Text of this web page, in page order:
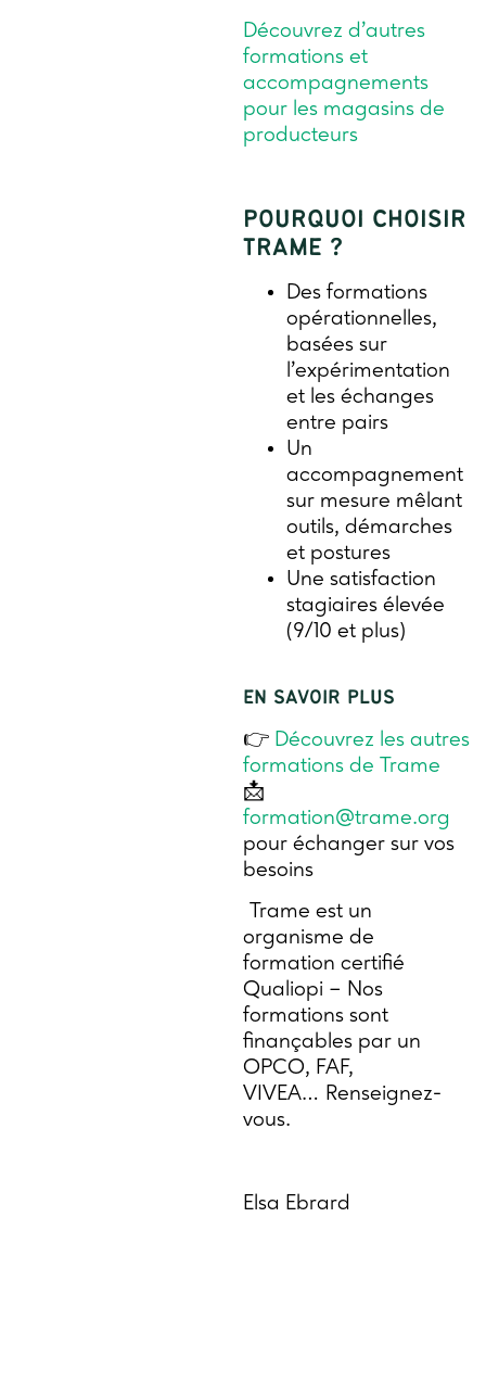
Découvrez d’autres
formations et
accompagnements
pour les magasins de
producteurs
POURQUOI CHOISIR
TRAME ?
Des formations
opérationnelles,
basées sur
l’expérimentation
et les échanges
entre pairs
Un
accompagnement
sur mesure mêlant
outils, démarches
et postures
Une satisfaction
stagiaires élevée
(9/10 et plus)
EN SAVOIR PLUS
👉 Découvrez les autres
formations de Trame
📩
formation@trame.org
pour échanger sur vos
besoins
Trame est un
organisme de
formation certifié
Qualiopi – Nos
formations sont
finançables par un
OPCO, FAF,
VIVEA… Renseignez-
vous.
Elsa Ebrard